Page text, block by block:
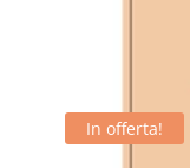
In offerta!